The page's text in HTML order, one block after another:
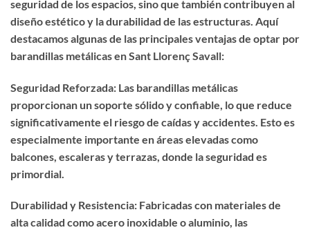
seguridad de los espacios, sino que también contribuyen al
diseño estético y la durabilidad de las estructuras. Aquí
destacamos algunas de las principales ventajas de optar por
barandillas metálicas en Sant Llorenç Savall:
Seguridad Reforzada: Las barandillas metálicas
proporcionan un soporte sólido y confiable, lo que reduce
significativamente el riesgo de caídas y accidentes. Esto es
especialmente importante en áreas elevadas como
balcones, escaleras y terrazas, donde la seguridad es
primordial.
Durabilidad y Resistencia: Fabricadas con materiales de
alta calidad como acero inoxidable o aluminio, las